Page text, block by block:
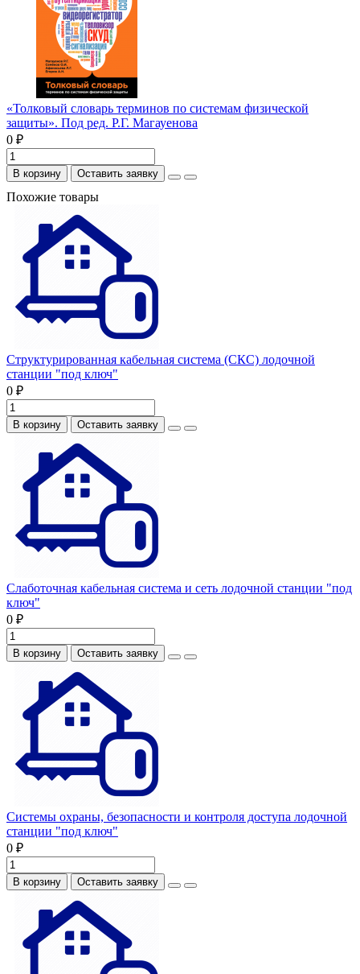
«Толковый словарь терминов по системам физической
защиты». Под ред. Р.Г. Магауенова
0 ₽
В корзину Оставить заявку
Похожие товары
Структурированная кабельная система (СКС) лодочной
станции "под ключ"
0 ₽
В корзину Оставить заявку
Слаботочная кабельная система и сеть лодочной станции "под
ключ"
0 ₽
В корзину Оставить заявку
Системы охраны, безопасности и контроля доступа лодочной
станции "под ключ"
0 ₽
В корзину Оставить заявку